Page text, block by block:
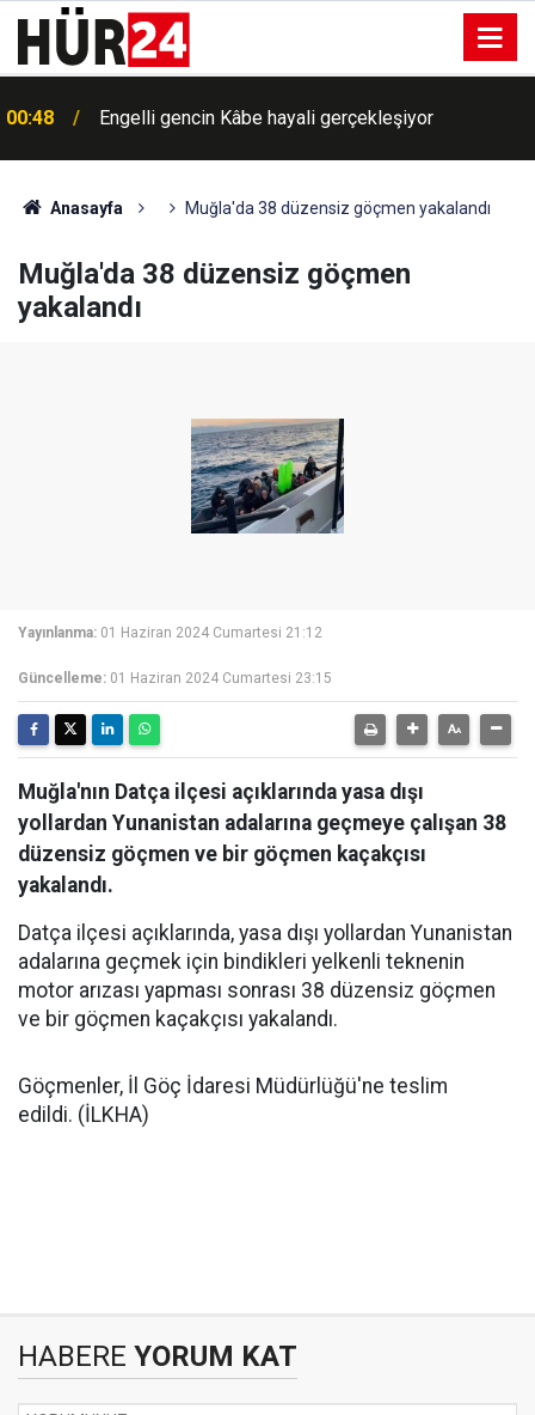
00:48 Engelli gencin Kâbe hayali gerçekleşiyor
Anasayfa Muğla'da 38 düzensiz göçmen yakalandı
Muğla'da 38 düzensiz göçmen
yakalandı
Yayınlanma: 01 Haziran 2024 Cumartesi 21:12
Güncelleme: 01 Haziran 2024 Cumartesi 23:15
Muğla'nın Datça ilçesi açıklarında yasa dışı
yollardan Yunanistan adalarına geçmeye çalışan 38
düzensiz göçmen ve bir göçmen kaçakçısı
yakalandı.
Datça ilçesi açıklarında, yasa dışı yollardan Yunanistan
adalarına geçmek için bindikleri yelkenli teknenin
motor arızası yapması sonrası 38 düzensiz göçmen
ve bir göçmen kaçakçısı yakalandı.
Göçmenler, İl Göç İdaresi Müdürlüğü'ne teslim
edildi. (İLKHA)
HABERE YORUM KAT